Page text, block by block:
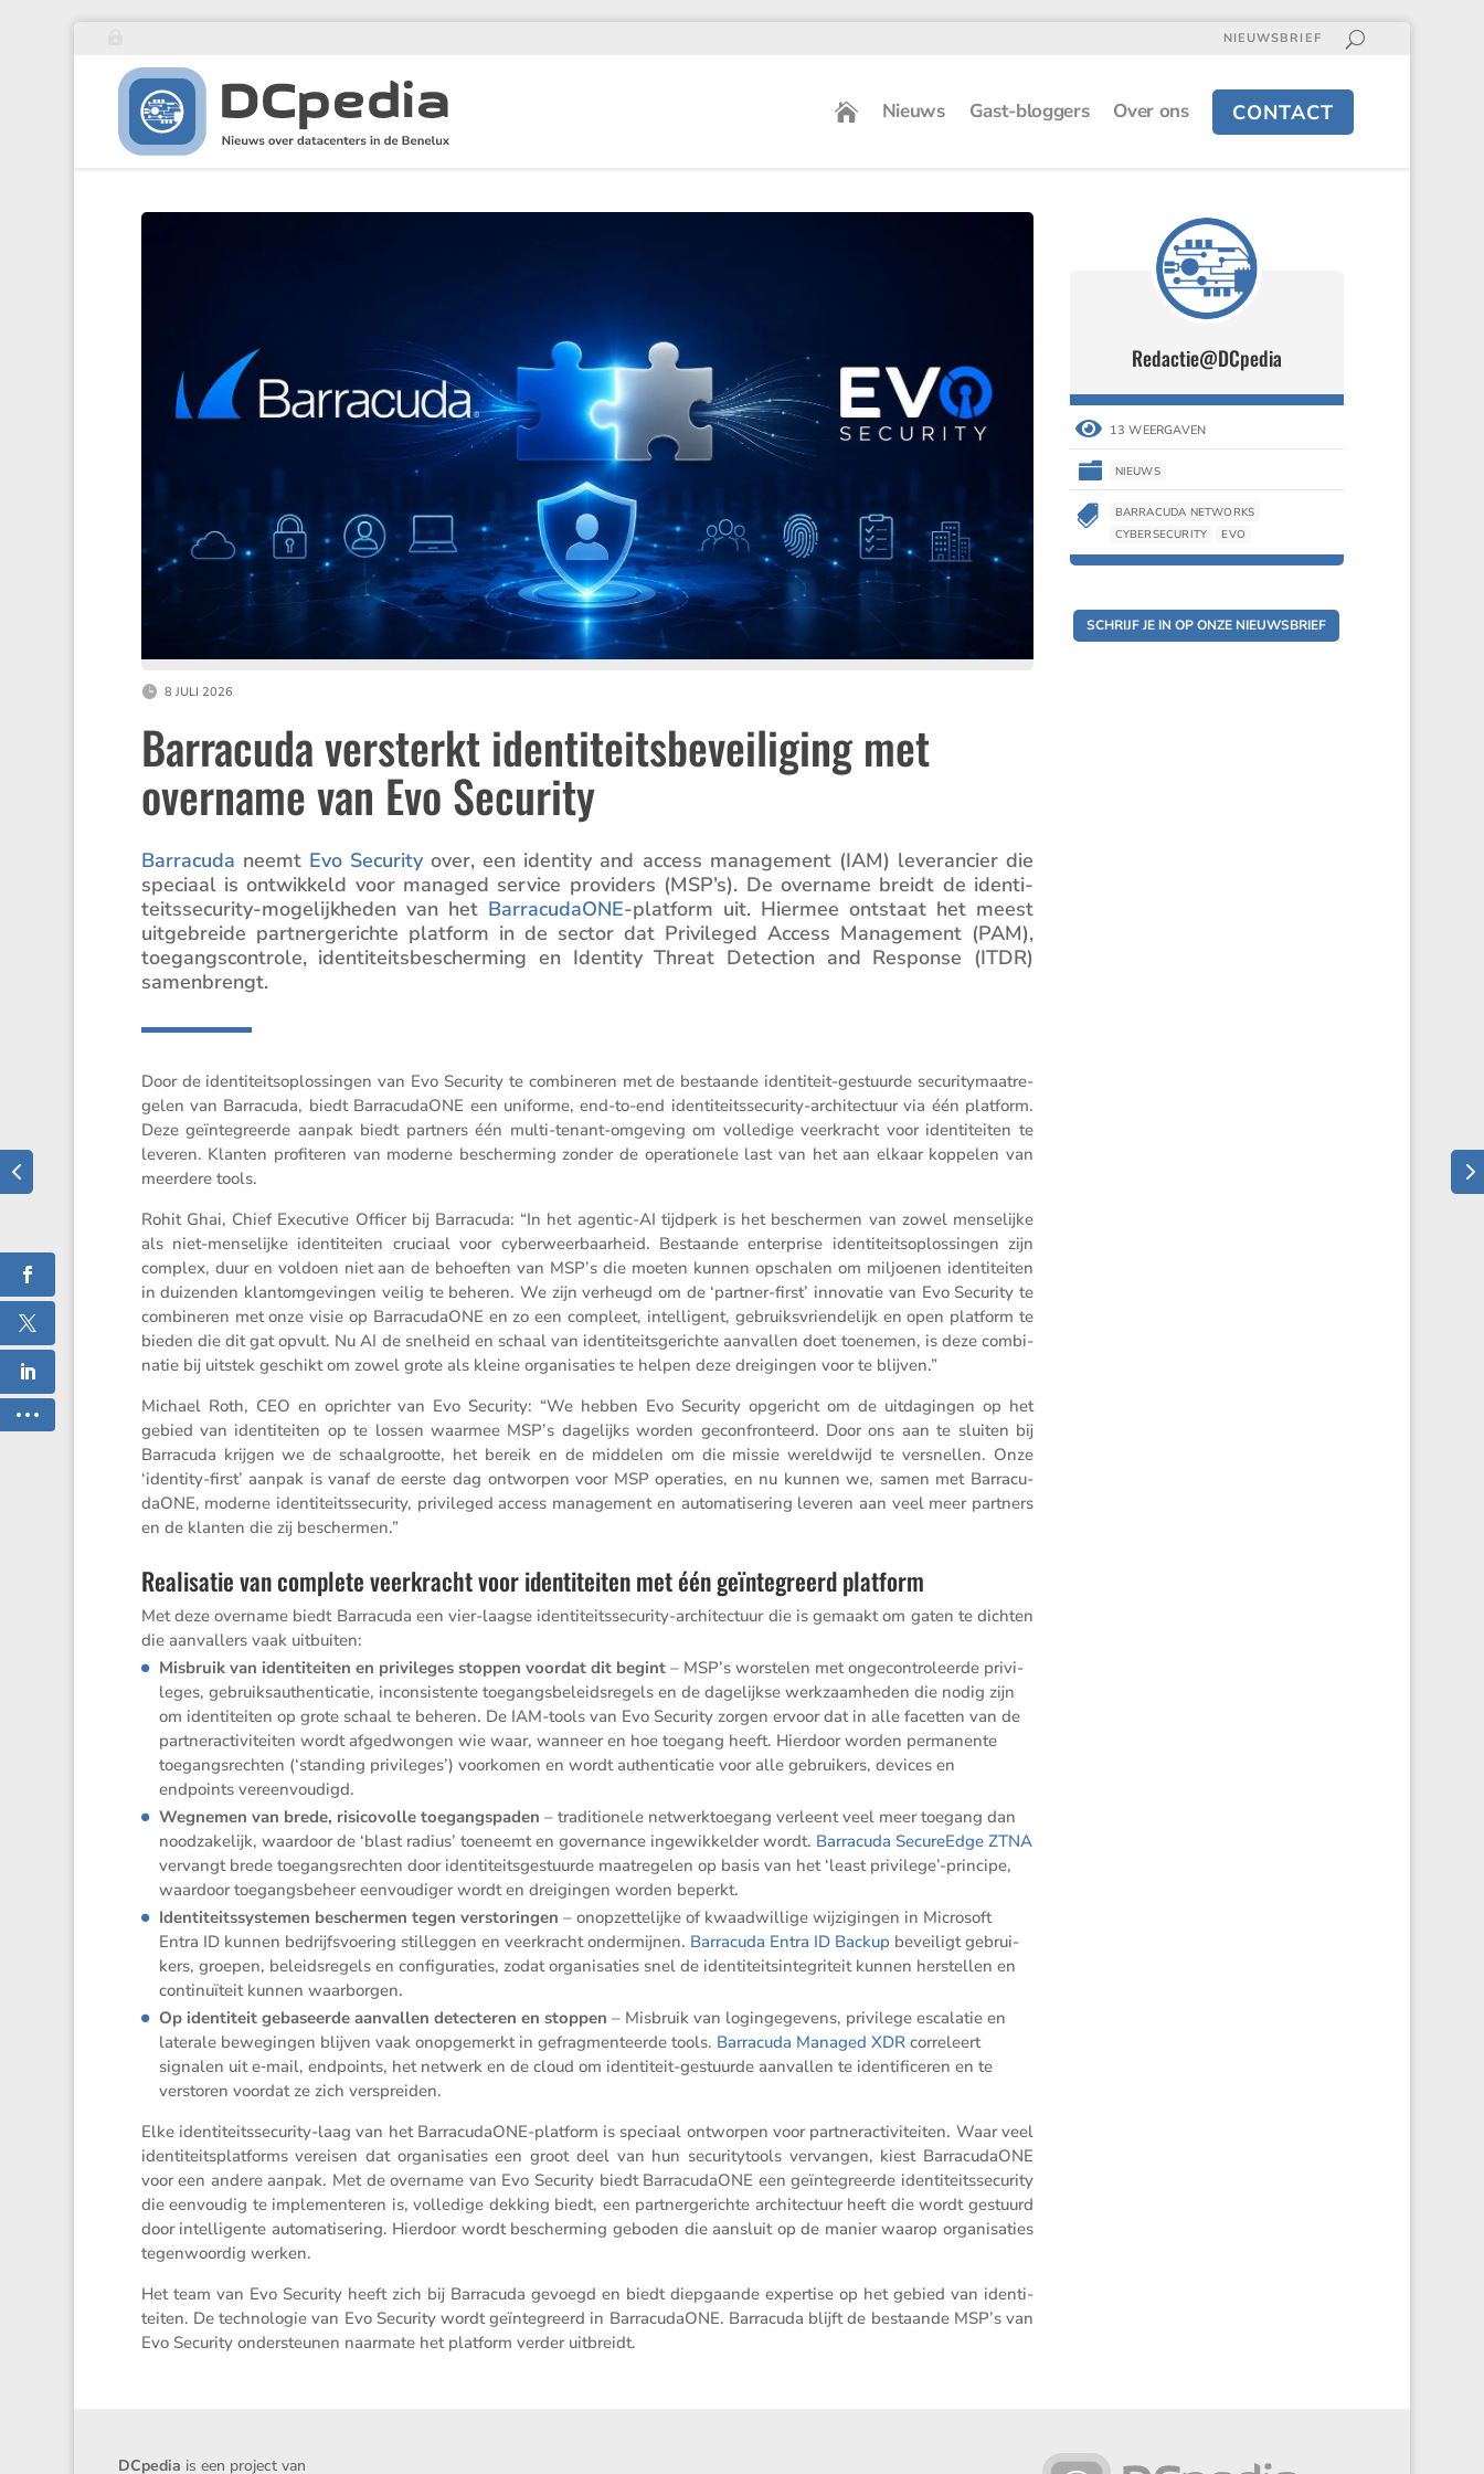
NIEUWSBRIEF
Nieuws Gast-bloggers Over ons CONTACT
8 JULI 2026
Barracuda versterkt identiteitsbeveiliging met
overname van Evo Security
Barra­cuda neemt Evo Securityover, een identity and access manage­ment (IAM) leveran­cier die
speciaal is ontwik­keld voor managed service provi­ders (MSP’s). De overname breidt de identi­
teits­se­cu­rity-mogelijk­heden van het Barra­cu­daONE-platform uit. Hiermee ontstaat het meest
uitge­breide partner­ge­richte platform in de sector dat Privi­leged Access Manage­ment (PAM),
toegangs­con­trole, identi­teits­be­scher­ming en Identity Threat Detec­tion and Response (ITDR)
samenbrengt.
Door de identi­teits­op­los­singen van Evo Security te combi­neren met de bestaande identi­teit-gestuurde securi­ty­maat­re­
gelen van Barra­cuda, biedt Barra­cu­daONE een uniforme, end-to-end identi­teits­se­cu­rity-archi­tec­tuur via één platform.
Deze geïnte­greerde aanpak biedt partners één multi-tenant-omgeving om volle­dige veerkracht voor identi­teiten te
leveren. Klanten profi­teren van moderne bescher­ming zonder de opera­ti­o­nele last van het aan elkaar koppelen van
meerdere tools.
Rohit Ghai, Chief Execu­tive Officer bij Barra­cuda: “In het agentic-AI tijdperk is het beschermen van zowel mense­lijke
als niet-mense­lijke identi­teiten cruciaal voor cyber­weer­baar­heid. Bestaande enter­prise identi­teits­op­los­singen zijn
complex, duur en voldoen niet aan de behoeften van MSP’s die moeten kunnen opschalen om miljoenen identi­teiten
in duizenden klantom­ge­vingen veilig te beheren. We zijn verheugd om de ‘partner-first’ innovatie van Evo Security te
combi­neren met onze visie op Barra­cu­daONE en zo een compleet, intel­li­gent, gebruiks­vrien­de­lijk en open platform te
bieden die dit gat opvult. Nu AI de snelheid en schaal van identi­teits­ge­richte aanvallen doet toenemen, is deze combi­
natie bij uitstek geschikt om zowel grote als kleine organi­sa­ties te helpen deze dreigingen voor te blijven.”
Michael Roth, CEO en oprichter van Evo Security: “We hebben Evo Security opgericht om de uitda­gingen op het
gebied van identi­teiten op te lossen waarmee MSP’s dagelijks worden gecon­fron­teerd. Door ons aan te sluiten bij
Barra­cuda krijgen we de schaal­grootte, het bereik en de middelen om die missie wereld­wijd te versnellen. Onze
‘identity-first’ aanpak is vanaf de eerste dag ontworpen voor MSP opera­ties, en nu kunnen we, samen met Barra­cu­
daONE, moderne identi­teits­se­cu­rity, privi­leged access manage­ment en automa­ti­se­ring leveren aan veel meer partners
en de klanten die zij beschermen.”
Realisatie van complete veerkracht voor identiteiten met één geïntegreerd platform
Met deze overname biedt Barra­cuda een vier-laagse identi­teits­se­cu­rity-archi­tec­tuur die is gemaakt om gaten te dichten
die aanval­lers vaak uitbuiten:
Misbruik van identi­teiten en privi­leges stoppen voordat dit begint – MSP’s worstelen met ongecon­tro­leerde privi­
leges, gebruiks­au­then­ti­catie, incon­sis­tente toegangs­be­leids­re­gels en de dagelijkse werkzaam­heden die nodig zijn
om identi­teiten op grote schaal te beheren. De IAM-tools van Evo Security zorgen ervoor dat in alle facetten van de
partner­ac­ti­vi­teiten wordt afgedwongen wie waar, wanneer en hoe toegang heeft. Hierdoor worden perma­nente
toegangs­rechten (‘standing privi­leges’) voorkomen en wordt authen­ti­catie voor alle gebrui­kers, devices en
endpoints vereenvoudigd.
Wegnemen van brede, risico­volle toegangs­paden – tradi­ti­o­nele netwerk­toe­gang verleent veel meer toegang dan
noodza­ke­lijk, waardoor de ‘blast radius’ toeneemt en gover­nance ingewik­kelder wordt. Barra­cuda SecureEdge ZTNA
vervangt brede toegangs­rechten door identi­teits­ge­stuurde maatre­gelen op basis van het ‘least privilege’-principe,
waardoor toegangs­be­heer eenvou­diger wordt en dreigingen worden beperkt.
Identi­teits­sys­temen beschermen tegen versto­ringen– onopzet­te­lijke of kwaad­wil­lige wijzi­gingen in Micro­soft
Entra ID kunnen bedrijfs­voe­ring stilleggen en veerkracht onder­mijnen. Barra­cuda Entra ID Backup bevei­ligt gebrui­
kers, groepen, beleids­re­gels en confi­gu­ra­ties, zodat organi­sa­ties snel de identi­teits­in­te­gri­teit kunnen herstellen en
conti­nu­ï­teit kunnen waarborgen.
Op identi­teit gebaseerde aanvallen detec­teren en stoppen – Misbruik van login­ge­ge­vens, privi­lege escalatie en
laterale bewegingen blijven vaak onopge­merkt in gefrag­men­teerde tools. Barra­cuda Managed XDR corre­leert
signalen uit e‑mail, endpoints, het netwerk en de cloud om identi­teit-gestuurde aanvallen te identi­fi­ceren en te
verstoren voordat ze zich verspreiden.
Elke identi­teits­se­cu­rity-laag van het Barra­cu­daONE-platform is speciaal ontworpen voor partner­ac­ti­vi­teiten. Waar veel
identi­teits­plat­forms vereisen dat organi­sa­ties een groot deel van hun securi­ty­tools vervangen, kiest Barra­cu­daONE
voor een andere aanpak. Met de overname van Evo Security biedt Barra­cu­daONE een geïnte­greerde identi­teits­se­cu­rity
die eenvoudig te imple­men­teren is, volle­dige dekking biedt, een partner­ge­richte archi­tec­tuur heeft die wordt gestuurd
door intel­li­gente automa­ti­se­ring. Hierdoor wordt bescher­ming geboden die aansluit op de manier waarop organi­sa­ties
tegen­woordig werken.
Het team van Evo Security heeft zich bij Barra­cuda gevoegd en biedt diepgaande exper­tise op het gebied van identi­
teiten. De techno­logie van Evo Security wordt geïnte­greerd in Barra­cu­daONE. Barra­cuda blijft de bestaande MSP’s van
Evo Security onder­steunen naarmate het platform verder uitbreidt.
Redactie@DCpedia
 13 WEERGAVEN
 NIEUWS

BARRACUDA NETWORKS
CYBERSECURITY
EVO
SCHRIJF JE IN OP ONZE NIEUWSBRIEF
Redactie@DCpedia
 13 WEERGAVEN
 NIEUWS

BARRACUDA NETWORKS
CYBERSECURITY
EVO
DCpedia is een project van